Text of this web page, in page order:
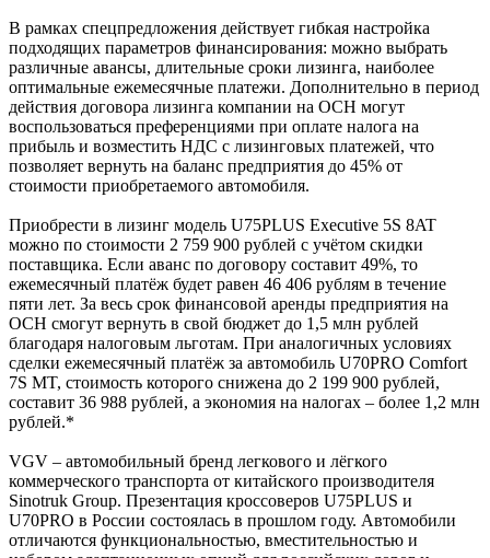
В рамках спецпредложения действует гибкая настройка
подходящих параметров финансирования: можно выбрать
различные авансы, длительные сроки лизинга, наиболее
оптимальные ежемесячные платежи. Дополнительно в период
действия договора лизинга компании на ОСН могут
воспользоваться преференциями при оплате налога на
прибыль и возместить НДС с лизинговых платежей, что
позволяет вернуть на баланс предприятия до 45% от
стоимости приобретаемого автомобиля.
Приобрести в лизинг модель U75PLUS Executive 5S 8AT
можно по стоимости 2 759 900 рублей с учётом скидки
поставщика. Если аванс по договору составит 49%, то
ежемесячный платёж будет равен 46 406 рублям в течение
пяти лет. За весь срок финансовой аренды предприятия на
ОСН смогут вернуть в свой бюджет до 1,5 млн рублей
благодаря налоговым льготам. При аналогичных условиях
сделки ежемесячный платёж за автомобиль U70PRO Comfort
7S MT, стоимость которого снижена до 2 199 900 рублей,
составит 36 988 рублей, а экономия на налогах – более 1,2 млн
рублей.*
VGV – автомобильный бренд легкового и лёгкого
коммерческого транспорта от китайского производителя
Sinotruk Group. Презентация кроссоверов U75PLUS и
U70PRO в России состоялась в прошлом году. Автомобили
отличаются функциональностью, вместительностью и